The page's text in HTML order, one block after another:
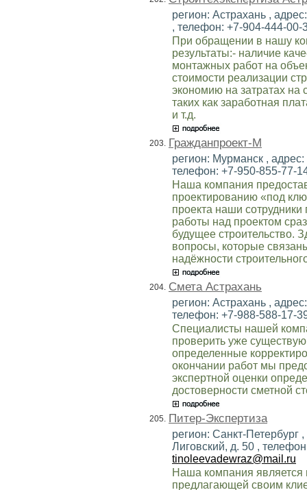
регион: Астрахань ,
, телефон: +7-904-444-00-
При обращении в нашу
результаты:- наличие
монтажных работ на
стоимости реализации
экономию на затратах на
таких как заработная
и т.д.
203. Гражданпроект-М
регион: Мурманск ,
телефон: +7-950-855-77-
Наша компания
проектированию «под
проекта наши
работы над проектом
будущее строительство.
вопросы, которые
надёжности
204. Смета Астрахань
регион: Астрахань ,
телефон: +7-988-588-17-
Специалисты нашей
проверить уже
определенные
окончании работ мы
экспертной оценки
достоверности сметной
205. Питер-Экспертиза
регион: Санкт-Петербург
Лиговский, д. 50 ,
tinoleevadewraz@mail.ru
Наша компания является
предлагающей своим